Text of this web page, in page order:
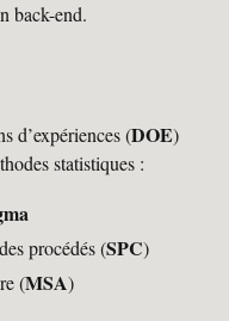
back-end.
d’expériences (DOE)
statistiques :
procédés (SPC)
(MSA)